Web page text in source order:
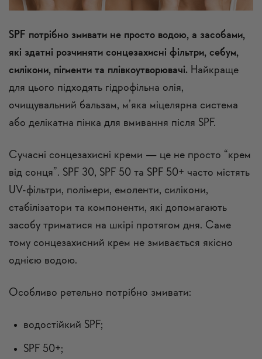
SPF потрібно змивати не просто водою, а засобами,
які здатні розчиняти сонцезахисні фільтри, себум,
силікони, пігменти та плівкоутворювачі. Найкраще
для цього підходять гідрофільна олія,
очищувальний бальзам, м’яка міцелярна система
або делікатна пінка для вмивання після SPF.
Сучасні сонцезахисні креми — це не просто “крем
від сонця”. SPF 30, SPF 50 та SPF 50+ часто містять
UV-фільтри, полімери, емоленти, силікони,
стабілізатори та компоненти, які допомагають
засобу триматися на шкірі протягом дня. Саме
тому сонцезахисний крем не змивається якісно
однією водою.
Особливо ретельно потрібно змивати:
водостійкий SPF;
SPF 50+;